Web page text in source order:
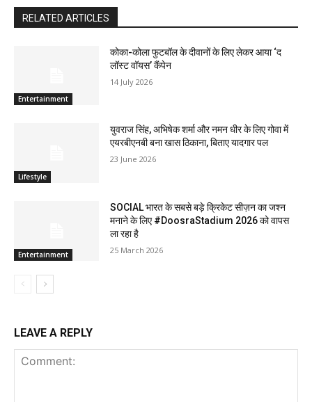
RELATED ARTICLES
Entertainment
कोका-कोला फुटबॉल के दीवानों के लिए लेकर आया ‘द
लॉस्‍ट वॉयस’ कैंपेन
14 July 2026
Lifestyle
युवराज सिंह, अभिषेक शर्मा और नमन धीर के लिए गोवा में
एयरबीएनबी बना खास ठिकाना, बिताए यादगार पल
23 June 2026
Entertainment
SOCIAL भारत के सबसे बड़े क्रिकेट सीज़न का जश्न
मनाने के लिए #DoosraStadium 2026 को वापस
ला रहा है
25 March 2026
LEAVE A REPLY